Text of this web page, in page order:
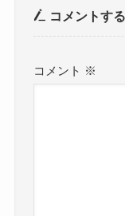
コメントする
コメント ※